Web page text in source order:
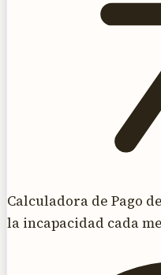
Calculadora de Pago
la incapacidad cada